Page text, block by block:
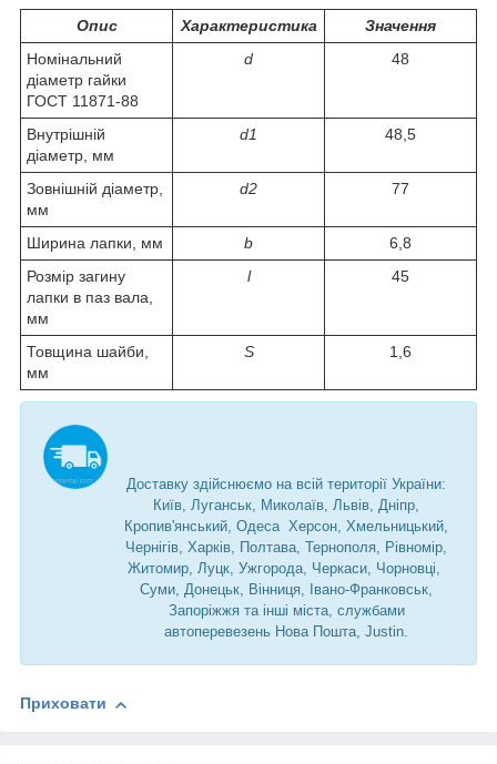
Опис Характеристика
Значення
Номінальний
діаметр гайки
ГОСТ 11871-88
d 48
Внутрішній
діаметр, мм
d1 48,5
Зовнішній діаметр,
мм
d2 77
Ширина лапки, мм b
6,8
Розмір загину
лапки в паз вала,
мм
l 45
Товщина шайби,
мм
S 1,6
Доставку здійснюємо на всій території України:
Київ, Луганськ, Миколаїв, Львів, Дніпр,
Кропив'янський, Одеса Херсон, Хмельницький,
Чернігів, Харків, Полтава, Тернополя, Рівномір,
Житомир, Луцк, Ужгорода, Черкаси, Чорновці,
Суми, Донецьк, Вінниця, Івано-Франковськ,
Запоріжжя та інші міста, службами
автоперевезень Нова Пошта, Justin.
Приховати